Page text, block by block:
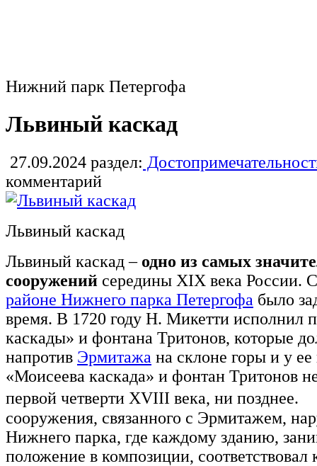
Нижний парк Петергофа
Львиный каскад
27.09.2024 раздел:
комментарий
Львиный каскад
Львиный каскад – одно из самых
сооружений середины XIX века России.
районе Нижнего парка Петергофа было
время. В 1720 году Н. Микетти исполнил
каскады» и фонтана Тритонов, которые
напротив Эрмитажа на склоне горы и у
«Моисеева каскада» и фонтан Тритонов
первой четверти XVIII века, ни позднее.
сооружения, связанного с Эрмитажем,
Нижнего парка, где каждому зданию,
положение в композиции, соответствовал